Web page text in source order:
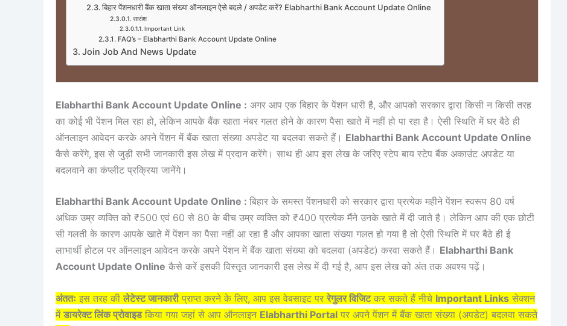
बिहार पेंशनधारी बैंक खाता संख्या ऑनलाइन ऐसे बदले / अपडेट करें? Elabharthi Bank Account Update Online
सारांश
Important Link
FAQ’s – Elabharthi Bank Account Update Online
Join Job And News Update
Elabharthi Bank Account Update Online : अगर आप एक बिहार के पेंशन धारी है, और आपको सरकार द्वारा किसी न किसी तरह
का कोई भी पेंशन मिल रहा हो, लेकिन आपके बैंक खाता नंबर गलत होने के कारण पैसा खाते में नहीं हो पा रहा है। ऐसी स्थिति में घर बैठे ही
ऑनलाइन आवेदन करके अपने पेंशन में बैंक खाता संख्या अपडेट या बदलवा सकते हैं। Elabharthi Bank Account Update Online
कैसे करेंगे, इस से जुड़ी सभी जानकारी इस लेख में प्रदान करेंगे। साथ ही आप इस लेख के जरिए स्टेप बाय स्टेप बैंक अकाउंट अपडेट या
बदलवाने का कंप्लीट प्रक्रिया जानेंगे।
Elabharthi Bank Account Update Online : बिहार के समस्त पेंशनधारी को सरकार द्वारा प्रत्येक महीने पेंशन स्वरूप 80 वर्ष
अधिक उम्र व्यक्ति को ₹500 एवं 60 से 80 के बीच उम्र व्यक्ति को ₹400 प्रत्येक मैंने उनके खाते में दी जाते है। लेकिन आप की एक छोटी
सी गलती के कारण आपके खाते में पेंशन का पैसा नहीं आ रहा है और आपका खाता संख्या गलत हो गया है तो ऐसी स्थिति में घर बैठे ही ई
लाभार्थी होटल पर ऑनलाइन आवेदन करके अपने पेंशन में बैंक खाता संख्या को बदलवा (अपडेट) करवा सकते हैं। Elabharthi Bank
Account Update Online कैसे करें इसकी विस्तृत जानकारी इस लेख में दी गई है, आप इस लेख को अंत तक अवश्य पढ़ें।
अंततः इस तरह की लेटेस्ट जानकारीप्राप्त करने के लिए, आप इस वेबसाइट पर रेगुलर विजिटकर सकते हैं नीचे Important Links सेक्शन
में डायरेक्ट लिंक प्रोवाइडकिया गया जहां से आप ऑनलाइन Elabharthi Portal पर अपने पेंशन में बैंक खाता संख्या (अपडेट) बदलवा सकते